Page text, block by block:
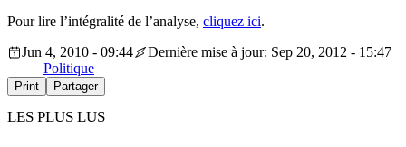
Pour lire l’intégralité de l’analyse, cliquez ici.
Jun 4, 2010 - 09:44
Dernière mise à jour: Sep 20, 2012 - 15:47
Politique
Print Partager
LES PLUS LUS